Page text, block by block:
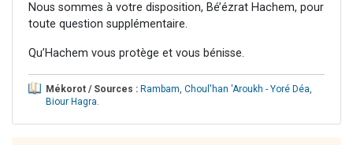
Nous sommes à votre disposition, Bé’ézrat Hachem, pour
toute question supplémentaire.
Qu’Hachem vous protège et vous bénisse.
Mékorot / Sources : Rambam, Choul'han 'Aroukh - Yoré Déa,
Biour Hagra.